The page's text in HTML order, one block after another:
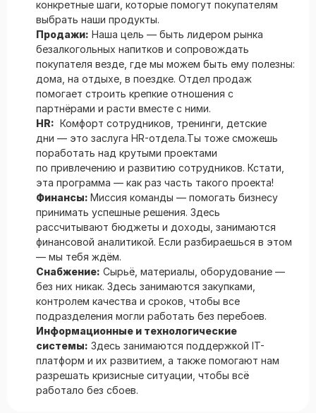
конкретные шаги, которые помогут покупателям
выбрать наши продукты.
Продажи: Наша цель — быть лидером рынка
безалкогольных напитков и сопровождать
покупателя везде, где мы можем быть ему полезны:
дома, на отдыхе, в поездке. Отдел продаж
помогает строить крепкие отношения с
партнёрами и расти вместе с ними.
HR: Комфорт сотрудников, тренинги, детские
дни — это заслуга HR-отдела.Ты тоже сможешь
поработать над крутыми проектами
по привлечению и развитию сотрудников. Кстати,
эта программа — как раз часть такого проекта!
Финансы: Миссия команды — помогать бизнесу
принимать успешные решения. Здесь
рассчитывают бюджеты и доходы, занимаются
финансовой аналитикой. Если разбираешься в этом
— мы тебя ждём.
Снабжение: Сырьё, материалы, оборудование —
без них никак. Здесь занимаются закупками,
контролем качества и сроков, чтобы все
подразделения могли работать без перебоев.
Информационные и технологические
системы: Здесь занимаются поддержкой IT-
платформ и их развитием, а также помогают нам
разрешать кризисные ситуации, чтобы всё
работало без сбоев.